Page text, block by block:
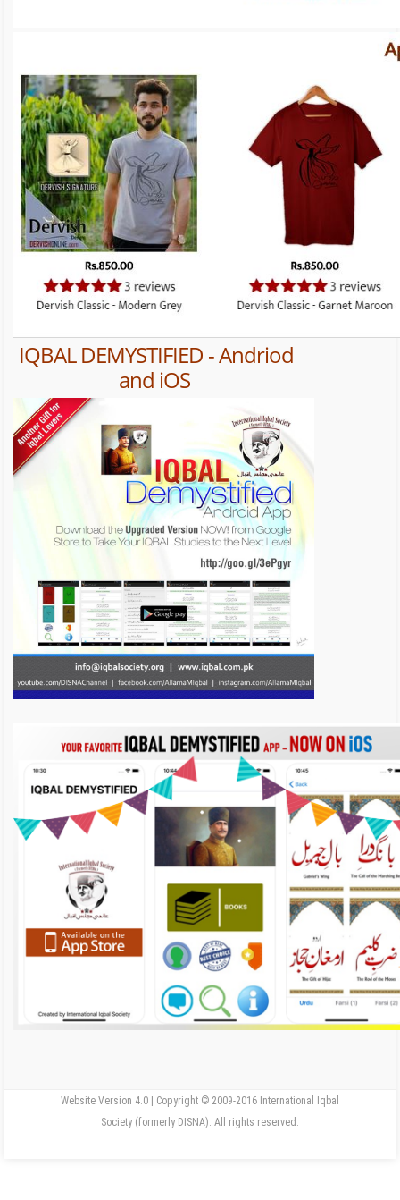
IQBAL DEMYSTIFIED - Andriod
and iOS
Website Version 4.0 | Copyright © 2009-2016 International Iqbal
Society (formerly DISNA). All rights reserved.